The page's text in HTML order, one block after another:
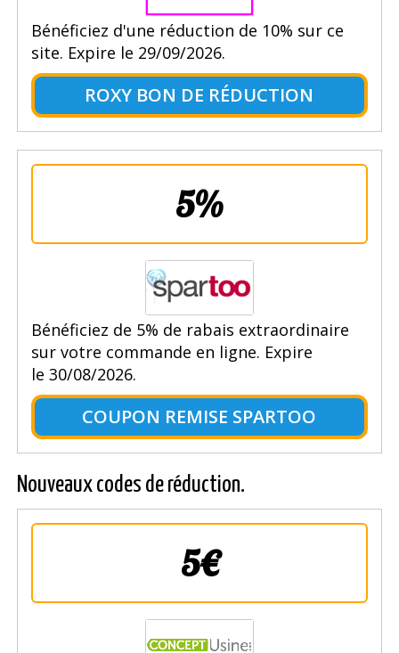
Bénéficiez d'une réduction de 10% sur ce
site. Expire le 29/09/2026.
ROXY BON DE RÉDUCTION
5%
Bénéficiez de 5% de rabais extraordinaire
sur votre commande en ligne. Expire
le 30/08/2026.
COUPON REMISE SPARTOO
Nouveaux codes de réduction.
5€